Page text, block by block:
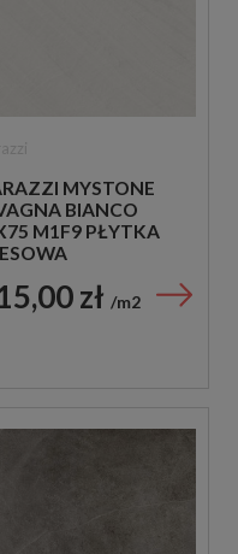
MYSTONE
BIANCO
M1F9 PŁYTKA
zł m2